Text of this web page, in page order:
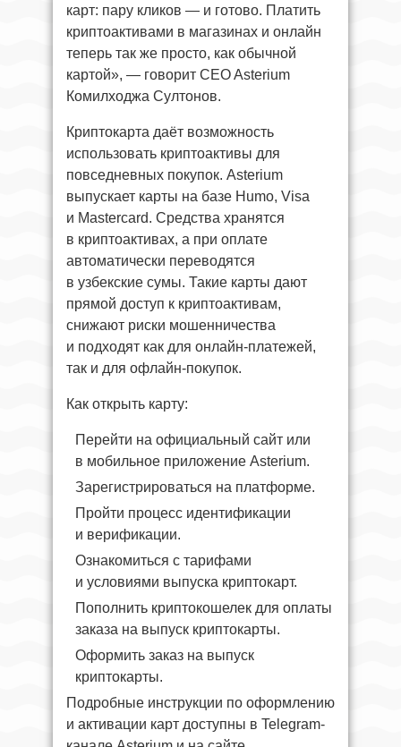
карт: пару кликов — и готово. Платить
криптоактивами в магазинах и онлайн
теперь так же просто, как обычной
картой», — говорит CEO Asterium
Комилходжа Султонов.
Криптокарта даёт возможность
использовать криптоактивы для
повседневных покупок. Asterium
выпускает карты на базе Humo, Visa
и Mastercard. Средства хранятся
в криптоактивах, а при оплате
автоматически переводятся
в узбекские сумы. Такие карты дают
прямой доступ к криптоактивам,
снижают риски мошенничества
и подходят как для онлайн-платежей,
так и для офлайн-покупок.
Как открыть карту:
Перейти на официальный сайт или
в мобильное приложение Asterium.
Зарегистрироваться на платформе.
Пройти процесс идентификации
и верификации.
Ознакомиться с тарифами
и условиями выпуска криптокарт.
Пополнить криптокошелек для оплаты
заказа на выпуск криптокарты.
Оформить заказ на выпуск
криптокарты.
Подробные инструкции по оформлению
и активации карт доступны в Telegram-